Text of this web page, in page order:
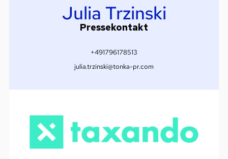
Julia Trzinski
Pressekontakt
+491796178513
julia.trzinski@tonka-pr.com